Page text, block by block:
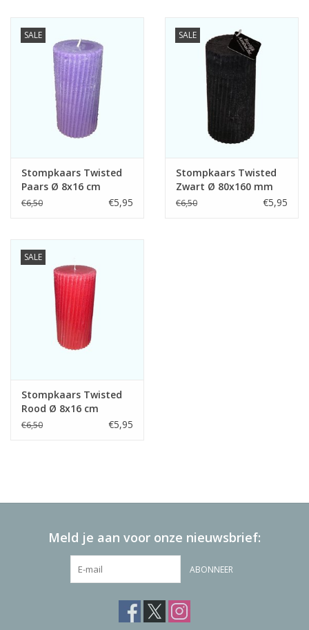
Vierkante Kaarsen
Ecologische Kaarsen
Kerst Kaarsen
SALE
Stompkaars Twisted
Paars Ø 8x16 cm
€6,50 €5,95
SALE
Stompkaars Twisted
Zwart Ø 80x160 mm
€6,50 €5,95
SALE
Stompkaars Twisted
Rood Ø 8x16 cm
€6,50 €5,95
Meld je aan voor onze nieuwsbrief:
ABONNEER